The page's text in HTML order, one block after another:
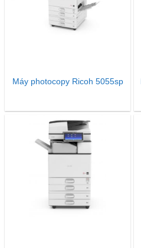
Máy photocopy Ricoh 5055sp